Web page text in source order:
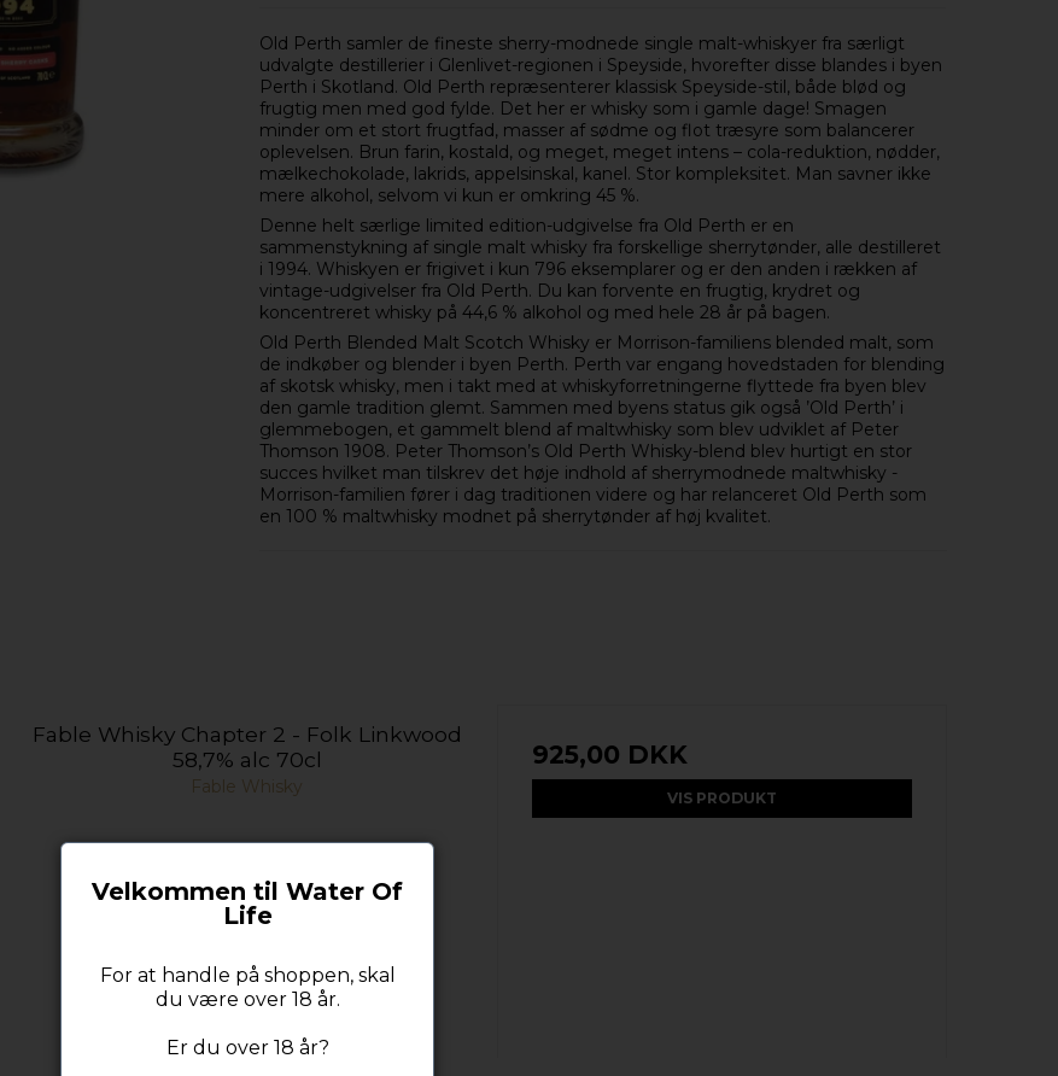
Old Perth samler de fineste sherry-modnede single malt-whiskyer fra særligt
udvalgte destillerier i Glenlivet-regionen i Speyside, hvorefter disse blandes i byen
Perth i Skotland. Old Perth repræsenterer klassisk Speyside-stil, både blød og
frugtig men med god fylde. Det her er whisky som i gamle dage! Smagen
minder om et stort frugtfad, masser af sødme og flot træsyre som balancerer
oplevelsen. Brun farin, kostald, og meget, meget intens – cola-reduktion, nødder,
mælkechokolade, lakrids, appelsinskal, kanel. Stor kompleksitet. Man savner ikke
mere alkohol, selvom vi kun er omkring 45 %.
Denne helt særlige limited edition-udgivelse fra Old Perth er en
sammenstykning af single malt whisky fra forskellige sherrytønder, alle destilleret
i 1994. Whiskyen er frigivet i kun 796 eksemplarer og er den anden i rækken af
vintage-udgivelser fra Old Perth. Du kan forvente en frugtig, krydret og
koncentreret whisky på 44,6 % alkohol og med hele 28 år på bagen.
Old Perth Blended Malt Scotch Whisky er Morrison-familiens blended malt, som
de indkøber og blender i byen Perth. Perth var engang hovedstaden for blending
af skotsk whisky, men i takt med at whiskyforretningerne flyttede fra byen blev
den gamle tradition glemt. Sammen med byens status gik også ’Old Perth’ i
glemmebogen, et gammelt blend af maltwhisky som blev udviklet af Peter
Thomson 1908. Peter Thomson’s Old Perth Whisky-blend blev hurtigt en stor
succes hvilket man tilskrev det høje indhold af sherrymodnede maltwhisky -
Morrison-familien fører i dag traditionen videre og har relanceret Old Perth som
en 100 % maltwhisky modnet på sherrytønder af høj kvalitet.
Fable Whisky Chapter 2 - Folk Linkwood
58,7% alc 70cl
Fable Whisky
925,00 DKK
VIS PRODUKT
Velkommen til Water Of
Life
For at handle på shoppen, skal
du være over 18 år.
Er du over 18 år?